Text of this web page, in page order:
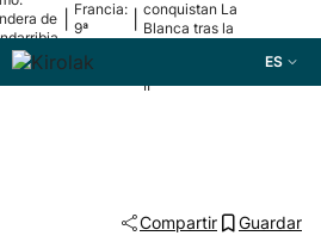
de
Francia:
9ª
conquistan La
Blanca tras la
II
ES
Compartir Guardar